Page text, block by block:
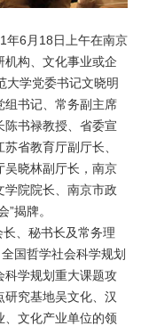
6月18日上午在南京
机构、文化事业或企
大学党委书记文晓明
组书记、常务副主席
书禄教授、省委宣
省教育厅副厅长、
吴晓林副厅长，南京
学院院长、南京市政
揭牌。
、秘书长及常务理
国哲学社会科学规划
科学规划重大课题攻
究基地吴文化、汉
、文化产业单位的领